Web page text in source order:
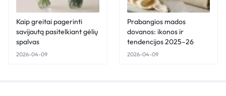
Kaip greitai pagerinti
savijautą pasitelkiant gėlių
spalvas
2026-04-09
Prabangios mados
dovanos: ikonos ir
tendencijos 2025–26
2026-04-09